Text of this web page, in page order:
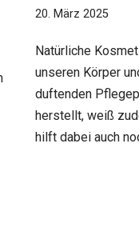
20. März 2025
Natürliche
unseren Körper
duftenden
herstellt, weiß
hilft dabei auch